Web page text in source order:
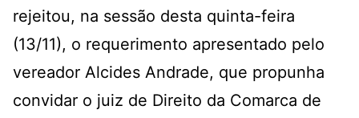
rejeitou, na sessão desta quinta-feira
(13/11), o requerimento apresentado pelo
vereador Alcides Andrade, que propunha
convidar o juiz de Direito da Comarca de